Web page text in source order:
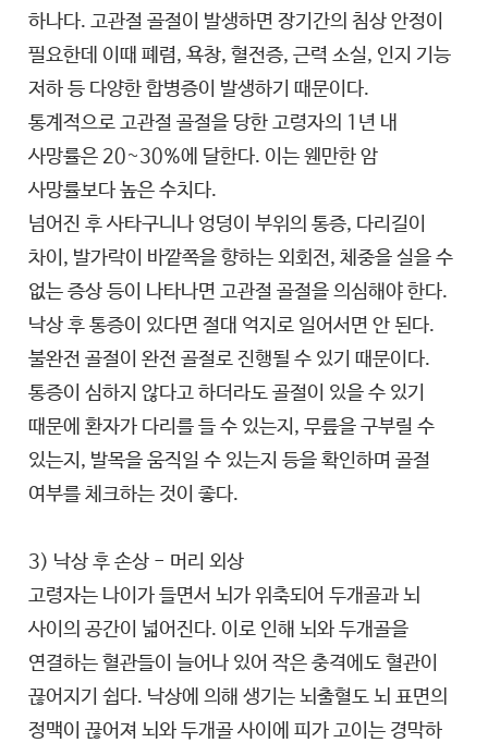
하나다. 고관절 골절이 발생하면 장기간의 침상 안정이
필요한데 이때 폐렴, 욕창, 혈전증, 근력 소실, 인지 기능
저하 등 다양한 합병증이 발생하기 때문이다.
통계적으로 고관절 골절을 당한 고령자의 1년 내
사망률은 20~30%에 달한다. 이는 웬만한 암
사망률보다 높은 수치다.
넘어진 후 사타구니나 엉덩이 부위의 통증, 다리길이
차이, 발가락이 바깥쪽을 향하는 외회전, 체중을 실을 수
없는 증상 등이 나타나면 고관절 골절을 의심해야 한다.
낙상 후 통증이 있다면 절대 억지로 일어서면 안 된다.
불완전 골절이 완전 골절로 진행될 수 있기 때문이다.
통증이 심하지 않다고 하더라도 골절이 있을 수 있기
때문에 환자가 다리를 들 수 있는지, 무릎을 구부릴 수
있는지, 발목을 움직일 수 있는지 등을 확인하며 골절
여부를 체크하는 것이 좋다.
3) 낙상 후 손상 - 머리 외상
고령자는 나이가 들면서 뇌가 위축되어 두개골과 뇌
사이의 공간이 넓어진다. 이로 인해 뇌와 두개골을
연결하는 혈관들이 늘어나 있어 작은 충격에도 혈관이
끊어지기 쉽다. 낙상에 의해 생기는 뇌출혈도 뇌 표면의
정맥이 끊어져 뇌와 두개골 사이에 피가 고이는 경막하